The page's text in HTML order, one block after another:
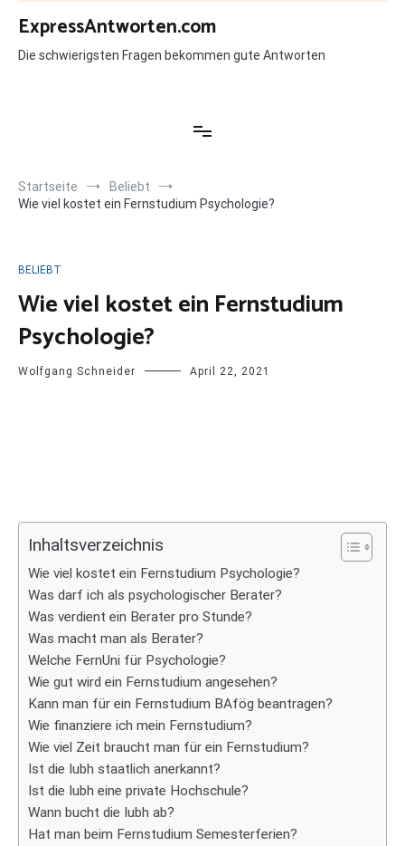
Zum
Inhalt
springen
ExpressAntworten.com
Die schwierigsten Fragen bekommen gute Antworten
Startseite
Beliebt
Wie viel kostet ein Fernstudium Psychologie?
BELIEBT
Wie viel kostet ein Fernstudium
Psychologie?
Wolfgang Schneider April 22, 2021
Inhaltsverzeichnis
Wie viel kostet ein Fernstudium Psychologie?
Was darf ich als psychologischer Berater?
Was verdient ein Berater pro Stunde?
Was macht man als Berater?
Welche FernUni für Psychologie?
Wie gut wird ein Fernstudium angesehen?
Kann man für ein Fernstudium BAfög beantragen?
Wie finanziere ich mein Fernstudium?
Wie viel Zeit braucht man für ein Fernstudium?
Ist die Iubh staatlich anerkannt?
Ist die Iubh eine private Hochschule?
Wann bucht die Iubh ab?
Hat man beim Fernstudium Semesterferien?